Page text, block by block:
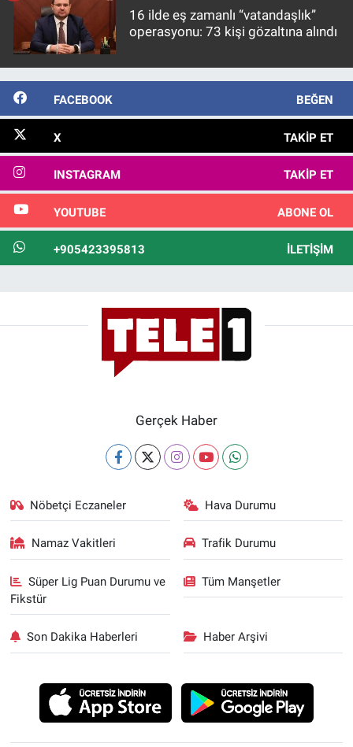
16 ilde eş zamanlı “vatandaşlık”
operasyonu: 73 kişi gözaltına alındı
FACEBOOK BEĞEN
X TAKIP ET
INSTAGRAM TAKIP ET
YOUTUBE ABONE OL
+905423395813 İLETIŞIM
Gerçek Haber
Nöbetçi Eczaneler Hava Durumu
Namaz Vakitleri Trafik Durumu
Süper Lig Puan Durumu ve
Fikstür
Tüm Manşetler
Son Dakika Haberleri Haber Arşivi